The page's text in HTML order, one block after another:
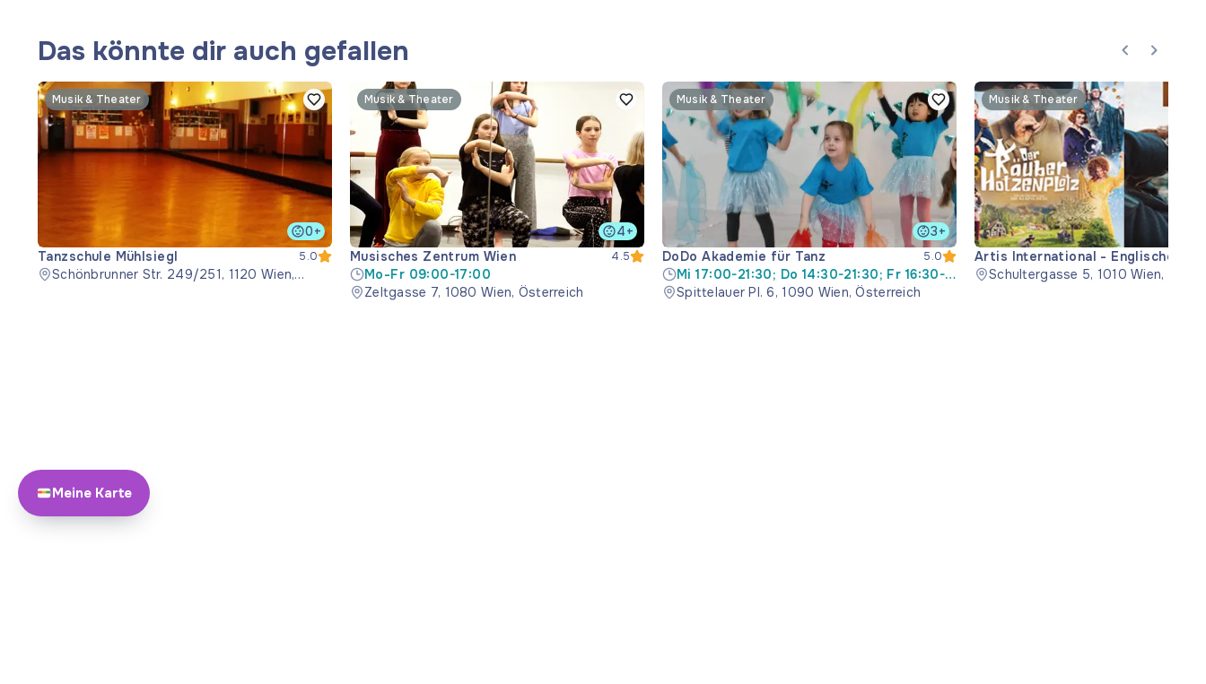
Das könnte dir auch gefallen
Musik & Theater
0+
Tanzschule Mühlsiegl
5.0
Schönbrunner Str. 249/251, 1120 Wien,
Musik & Theater
4+
Musisches Zentrum Wien
4.5
Mo-Fr 09:00-17:00
Zeltgasse 7, 1080 Wien, Österreich
Musik & Theater
3+
DoDo Akademie für Tanz
5.0
Mi 17:00-21:30; Do 14:30-21:30; Fr 16:30-
20:30
Spittelauer Pl. 6, 1090 Wien, Österreich
Musik & Theater
Artis International - Englische
Kinos
Schultergasse 5, 1010 Wien,
Meine Karte